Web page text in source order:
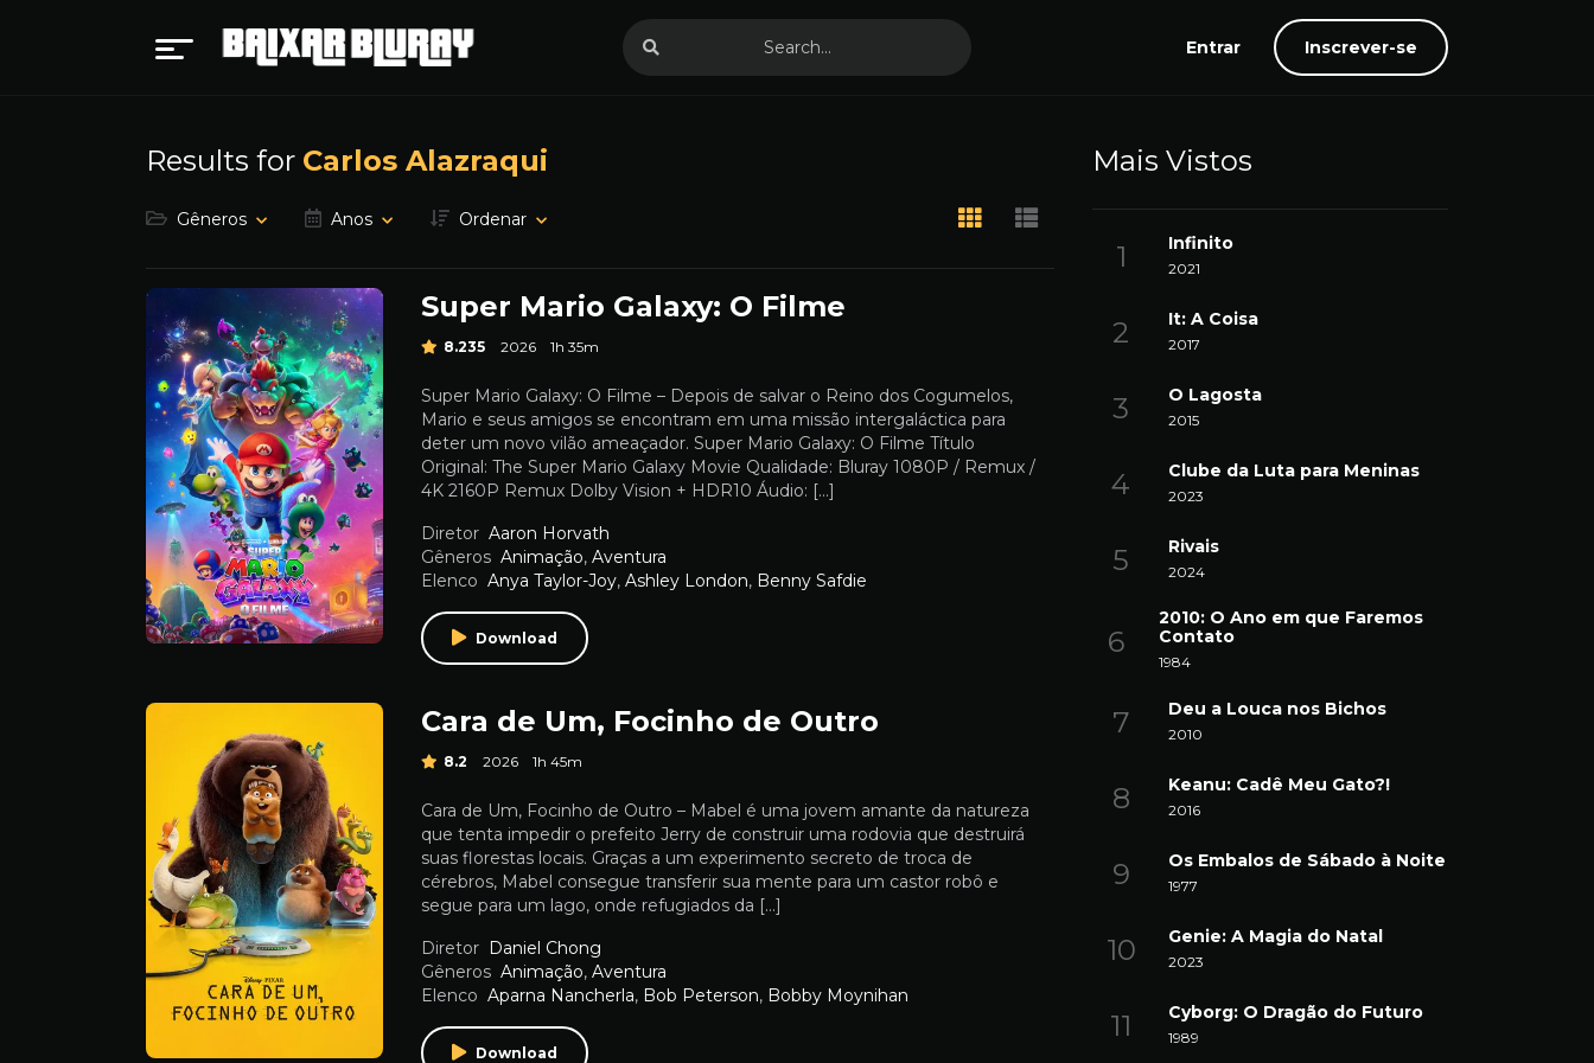
Entrar Inscrever-se
Results for Carlos Alazraqui
Gêneros Anos Ordenar
Super Mario Galaxy: O Filme
8.235 2026 1h 35m
Super Mario Galaxy: O Filme – Depois de salvar o Reino dos Cogumelos,
Mario e seus amigos se encontram em uma missão intergaláctica para
deter um novo vilão ameaçador. Super Mario Galaxy: O Filme Título
Original: The Super Mario Galaxy Movie Qualidade: Bluray 1080P / Remux /
4K 2160P Remux Dolby Vision + HDR10 Áudio: […]
Diretor Aaron Horvath
Gêneros Animação, Aventura
Elenco Anya Taylor-Joy, Ashley London, Benny Safdie
Download
Cara de Um, Focinho de Outro
8.2 2026 1h 45m
Cara de Um, Focinho de Outro – Mabel é uma jovem amante da natureza
que tenta impedir o prefeito Jerry de construir uma rodovia que destruirá
suas florestas locais. Graças a um experimento secreto de troca de
cérebros, Mabel consegue transferir sua mente para um castor robô e
segue para um lago, onde refugiados da […]
Diretor Daniel Chong
Gêneros Animação, Aventura
Elenco Aparna Nancherla, Bob Peterson, Bobby Moynihan
Download
Mais Vistos
Infinito
2021
It: A Coisa
2017
O Lagosta
2015
Clube da Luta para Meninas
2023
Rivais
2024
2010: O Ano em que Faremos
Contato
1984
Deu a Louca nos Bichos
2010
Keanu: Cadê Meu Gato?!
2016
Os Embalos de Sábado à Noite
1977
Genie: A Magia do Natal
2023
Cyborg: O Dragão do Futuro
1989